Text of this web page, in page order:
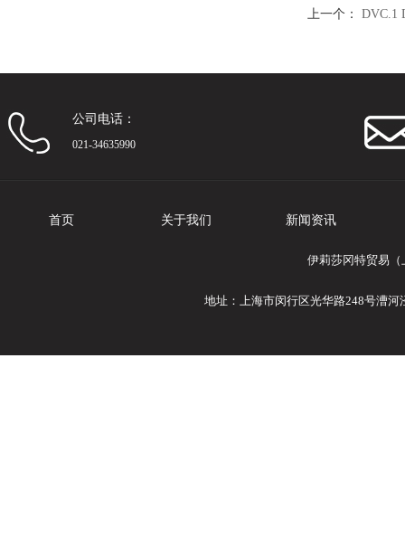
上一个： DVC.1
公司电话：
021-34635990
首页 关于我们 新闻资讯
伊莉莎冈特贸易
地址：上海市闵行区光华路248号漕